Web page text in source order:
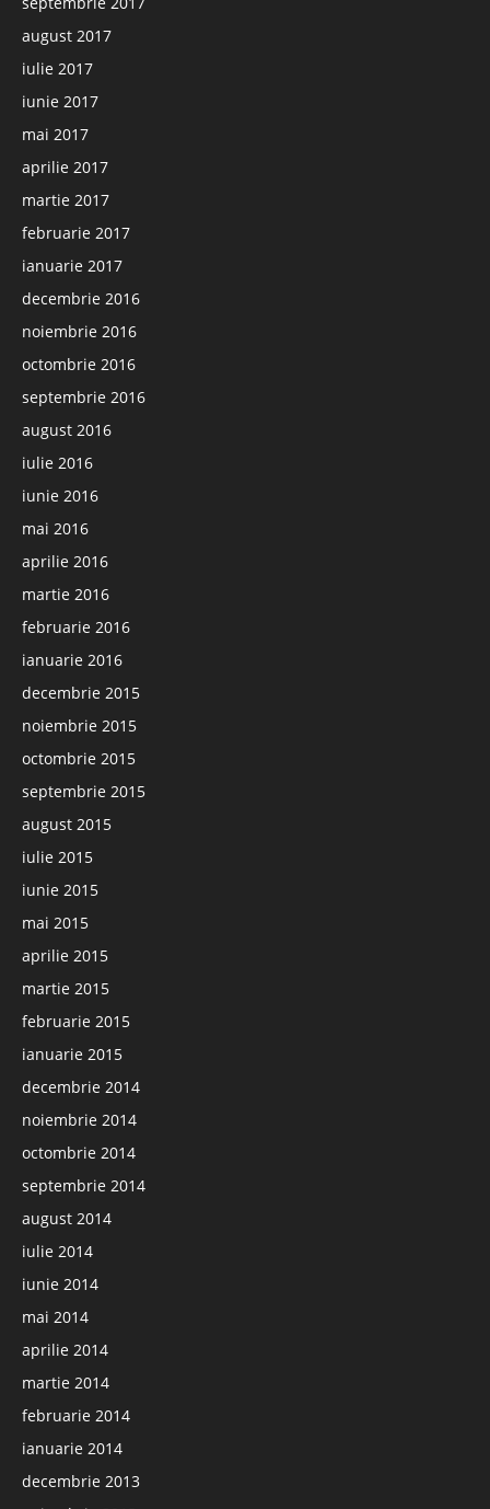
august 2017
iulie 2017
iunie 2017
mai 2017
aprilie 2017
martie 2017
februarie 2017
ianuarie 2017
decembrie 2016
noiembrie 2016
octombrie 2016
septembrie 2016
august 2016
iulie 2016
iunie 2016
mai 2016
aprilie 2016
martie 2016
februarie 2016
ianuarie 2016
decembrie 2015
noiembrie 2015
octombrie 2015
septembrie 2015
august 2015
iulie 2015
iunie 2015
mai 2015
aprilie 2015
martie 2015
februarie 2015
ianuarie 2015
decembrie 2014
noiembrie 2014
octombrie 2014
septembrie 2014
august 2014
iulie 2014
iunie 2014
mai 2014
aprilie 2014
martie 2014
februarie 2014
ianuarie 2014
decembrie 2013